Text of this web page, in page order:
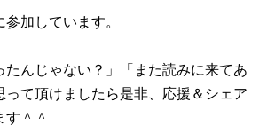
加しています。
たんじゃない？」「また読みに来てあ
って頂けましたら是非、応援＆シェア
す＾＾